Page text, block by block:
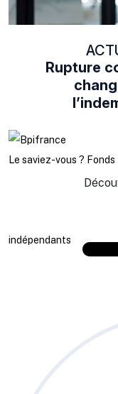
Rupture
Le saviez-vous ?
indépendants